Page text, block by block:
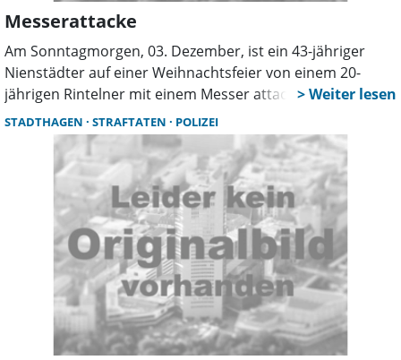
Messerattacke
Am Sonntagmorgen, 03. Dezember, ist ein 43-jähriger
Nienstädter auf einer Weihnachtsfeier von einem 20-
jährigen Rintelner mit einem Messer attackiert worden.
Bei den Streitigkeiten ist das Opfer unverletzt geblieben.
Der Beschuldigte ist, nachdem er Widerstand leistete, von
der Polizei festgenommen worden. Die Polizei ermittelt
wegen mehrerer Straftaten.
STADTHAGEN STRAFTATEN POLIZEI